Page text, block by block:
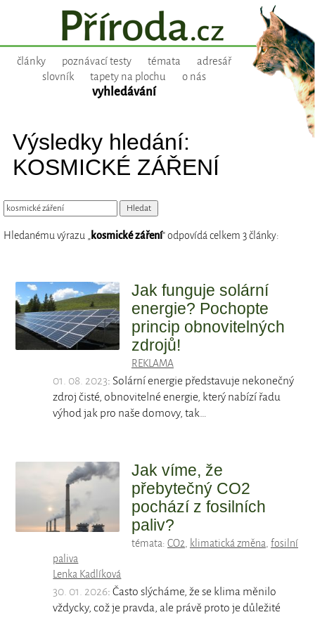
články poznávací testy témata
adresář
slovník
tapety na plochu o nás
vyhledávání
Výsledky hledání:
KOSMICKÉ ZÁŘENÍ
Hledanému výrazu „kosmické záření“ odpovídá celkem 3 články:
Jak funguje solární
energie? Pochopte
princip obnovitelných
zdrojů!
REKLAMA
01. 08. 2023: Solární energie představuje nekonečný
zdroj čisté, obnovitelné energie, který nabízí řadu
výhod jak pro naše domovy, tak…
Jak víme, že
přebytečný CO2
pochází z fosilních
paliv?
témata: CO2, klimatická změna, fosilní
paliva
Lenka Kadlíková
30. 01. 2026: Často slýcháme, že se klima měnilo
vždycky, což je pravda, ale právě proto je důležité